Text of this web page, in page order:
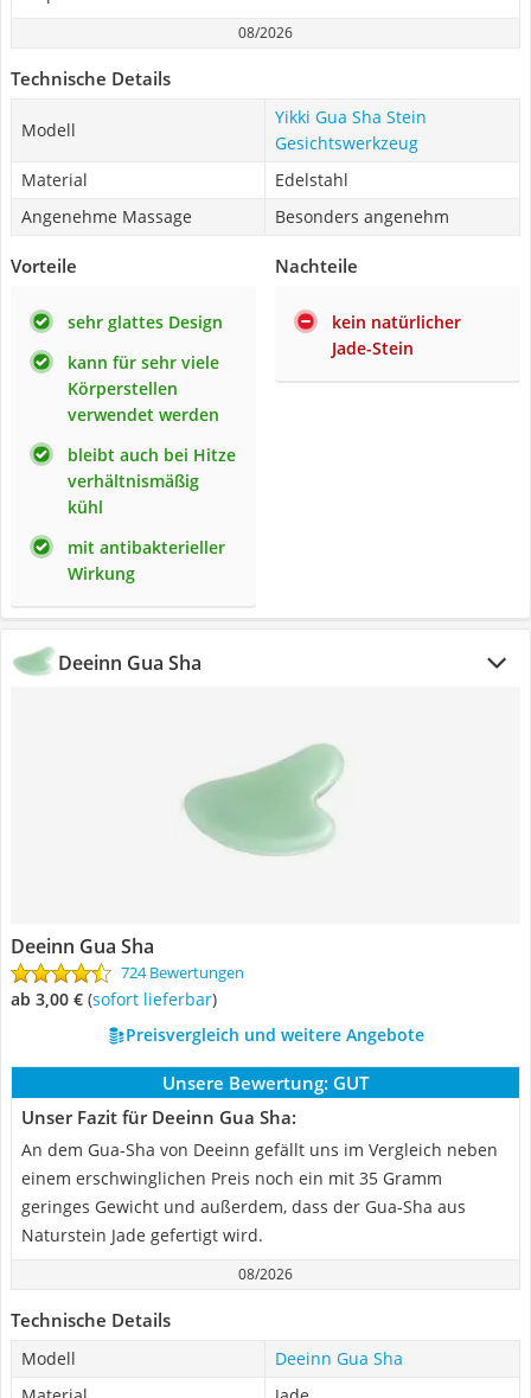
08/2026
Technische Details
Modell
Yikki Gua Sha Stein
Gesichtswerkzeug
Material
Edelstahl
Angenehme Massage
Besonders angenehm
Vorteile
sehr glattes Design
kann für sehr viele
Körperstellen
verwendet werden
bleibt auch bei Hitze
verhältnismäßig
kühl
mit antibakterieller
Wirkung
Nachteile
kein natürlicher
Jade-Stein
Deeinn Gua Sha
Deeinn Gua Sha
724 Bewertungen
ab 3,00 € ( Sofort lieferbar)
Preisvergleich und weitere Angebote
Unsere Bewertung: GUT
Unser Fazit für Deeinn Gua Sha:
An dem Gua-Sha von Deeinn gefällt uns im Vergleich neben
einem erschwinglichen Preis noch ein mit 35 Gramm
geringes Gewicht und außerdem, dass der Gua-Sha aus
Naturstein Jade gefertigt wird.
08/2026
Technische Details
Modell
Deeinn Gua Sha